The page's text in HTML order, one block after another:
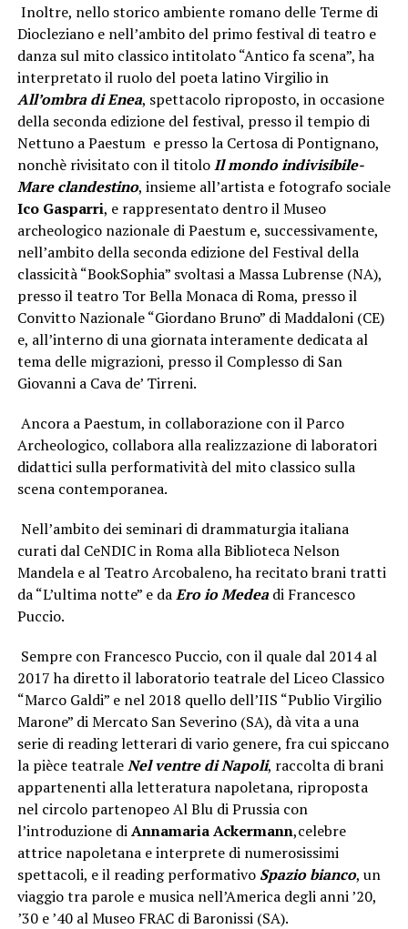
Inoltre, nello storico ambiente romano delle Terme di
Diocleziano e nell’ambito del primo festival di teatro e
danza sul mito classico intitolato “Antico fa scena”, ha
interpretato il ruolo del poeta latino Virgilio in
All’ombra di Enea, spettacolo riproposto, in occasione
della seconda edizione del festival, presso il tempio di
Nettuno a Paestum e presso la Certosa di Pontignano,
nonchè rivisitato con il titoloIl mondoindivisibile-
Mare clandestino, insieme all’artista e fotografo sociale
Ico Gasparri, e rappresentato dentro il Museo
archeologico nazionale di Paestum e, successivamente,
nell’ambito della seconda edizione del Festival della
classicità “BookSophia” svoltasi a Massa Lubrense (NA),
presso il teatro Tor Bella Monaca di Roma, presso il
Convitto Nazionale “Giordano Bruno” di Maddaloni (CE)
e, all’interno di una giornata interamente dedicata al
tema delle migrazioni, presso il Complesso di San
Giovanni a Cava de’ Tirreni.
Ancora a Paestum, in collaborazione con il Parco
Archeologico, collabora alla realizzazione di laboratori
didattici sulla performatività del mito classico sulla
scena contemporanea.
Nell’ambito dei seminari di drammaturgia italiana
curati dal CeNDIC in Roma alla Biblioteca Nelson
Mandela e al Teatro Arcobaleno, ha recitato brani tratti
da “L’ultima notte” e daEro io Medeadi Francesco
Puccio.
Sempre con Francesco Puccio, con il quale dal 2014 al
2017 ha diretto il laboratorio teatrale del Liceo Classico
“Marco Galdi” e nel 2018 quello dell’IIS “Publio Virgilio
Marone” di Mercato San Severino (SA), dà vita a una
serie di reading letterari di vario genere, fra cui spiccano
la pièce teatraleNel ventre di Napoli, raccolta di brani
appartenenti alla letteratura napoletana, riproposta
nel circolo partenopeo Al Blu di Prussia con
l’introduzione diAnnamaria Ackermann,celebre
attrice napoletana e interprete di numerosissimi
spettacoli, e il reading performativo Spazio bianco, un
viaggio tra parole e musica nell’America degli anni ’20,
’30 e ’40 al Museo FRAC di Baronissi (SA).